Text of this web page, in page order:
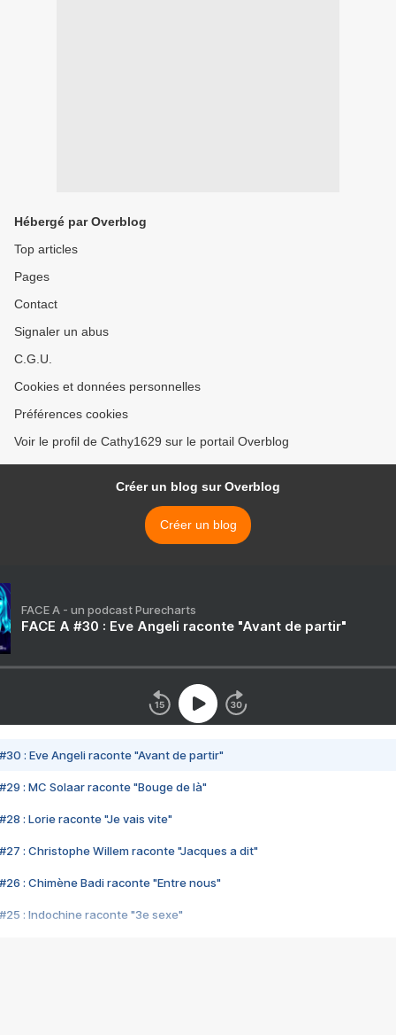
Hébergé par Overblog
Top articles
Pages
Contact
Signaler un abus
C.G.U.
Cookies et données personnelles
Préférences cookies
Voir le profil de Cathy1629 sur le portail Overblog
Créer un blog sur Overblog
Créer un blog
FACE A - un podcast Purecharts
FACE A #30 : Eve Angeli raconte "Avant de partir"
#30 : Eve Angeli raconte "Avant de partir"
#29 : MC Solaar raconte "Bouge de là"
#28 : Lorie raconte "Je vais vite"
#27 : Christophe Willem raconte "Jacques a dit"
#26 : Chimène Badi raconte "Entre nous"
#25 : Indochine raconte "3e sexe"